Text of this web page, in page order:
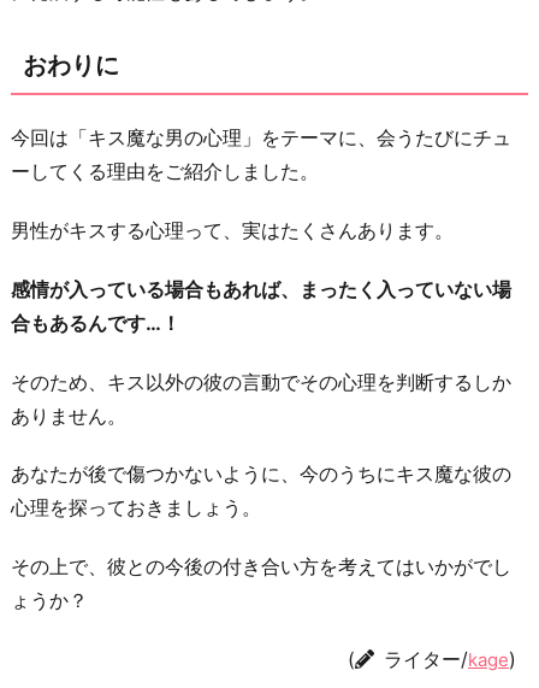
おわりに
今回は「キス魔な男の心理」をテーマに、会うたびにチュ
ーしてくる理由をご紹介しました。
男性がキスする心理って、実はたくさんあります。
感情が入っている場合もあれば、まったく入っていない場
合もあるんです…！
そのため、キス以外の彼の言動でその心理を判断するしか
ありません。
あなたが後で傷つかないように、今のうちにキス魔な彼の
心理を探っておきましょう。
その上で、彼との今後の付き合い方を考えてはいかがでし
ょうか？
( ライター/kage)